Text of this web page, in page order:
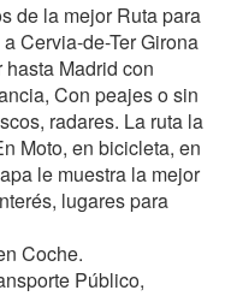
de la mejor Ruta para
Cervia-de-Ter Girona
Madrid con
Con peajes o sin
radares. La ruta la
Moto, en bicicleta, en
le muestra la mejor
lugares para
Coche.
Público,